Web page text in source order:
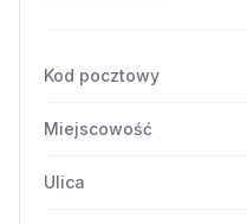
Kod pocztowy
Miejscowość
Ulica